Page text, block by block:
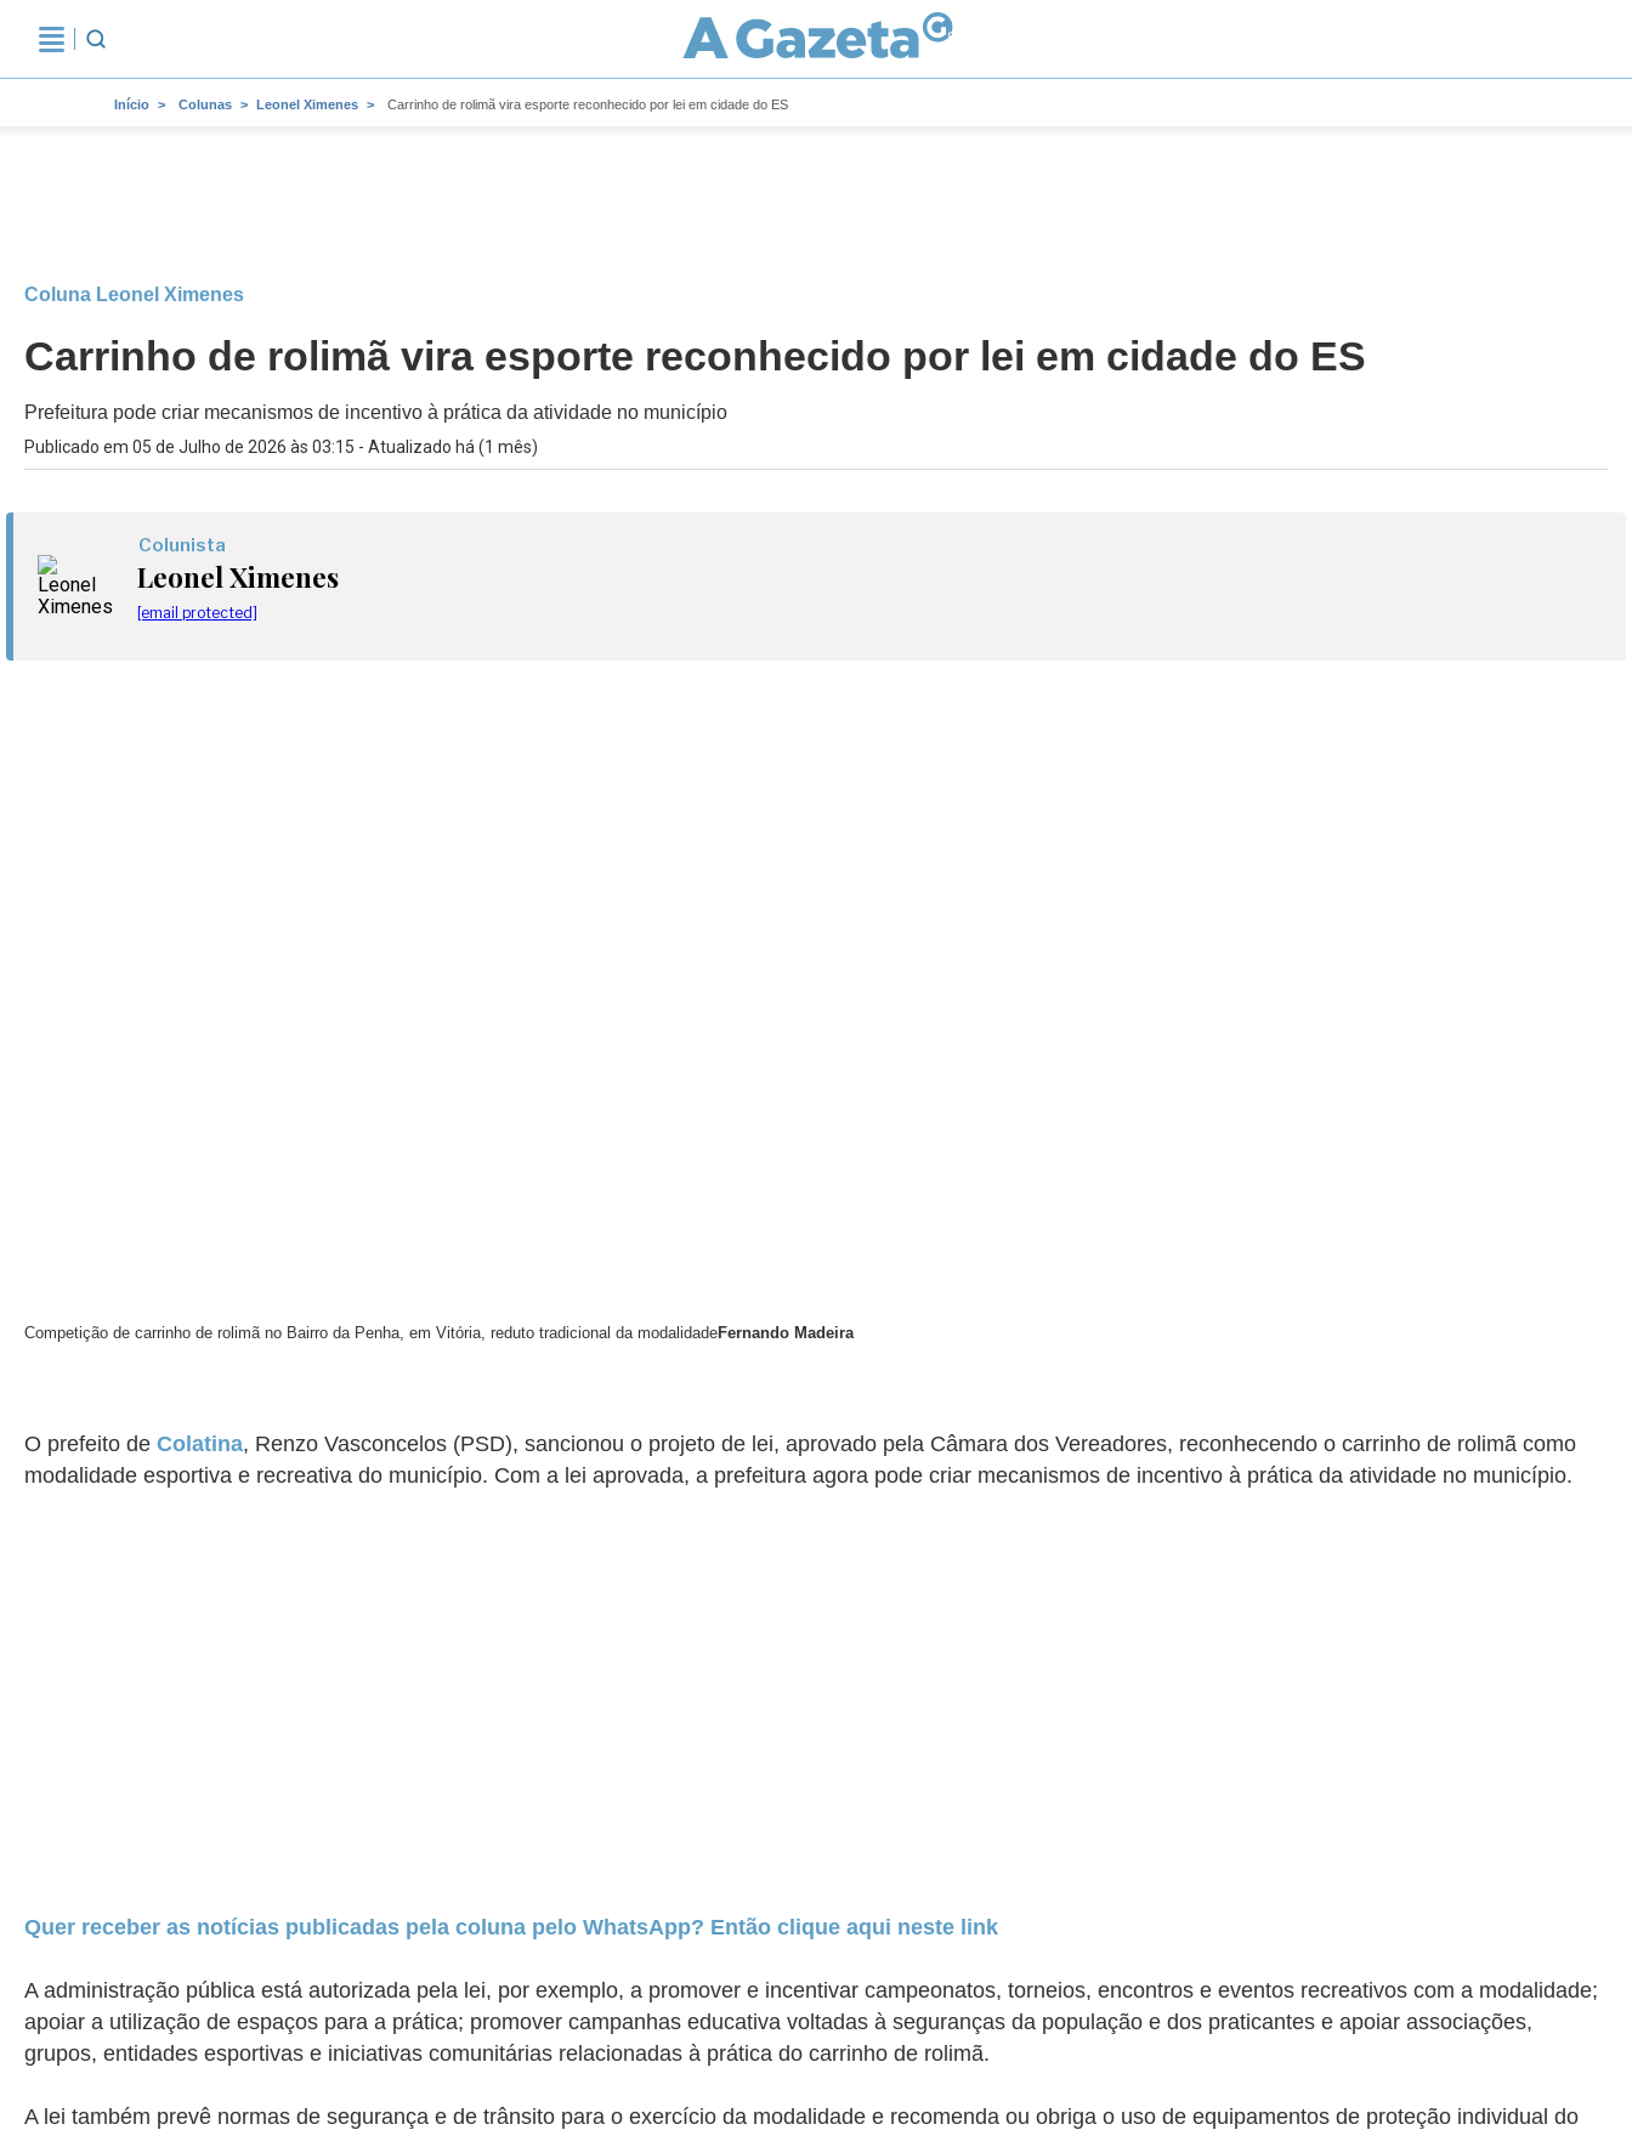
Início Colunas Leonel Ximenes Carrinho de rolimã vira esporte reconhecido por lei em cidade do ES
Coluna Leonel Ximenes
Carrinho de rolimã vira esporte reconhecido por lei em cidade do ES
Prefeitura pode criar mecanismos de incentivo à prática da atividade no município
Publicado em 05 de Julho de 2026 às 03:15 - Atualizado há (1 mês)
Colunista
Leonel Ximenes
[email protected]
Competição de carrinho de rolimã no Bairro da Penha, em Vitória, reduto tradicional da modalidadeFernando Madeira
O prefeito de Colatina, Renzo Vasconcelos (PSD), sancionou o projeto de lei, aprovado pela Câmara dos Vereadores, reconhecendo o carrinho de rolimã como
modalidade esportiva e recreativa do município. Com a lei aprovada, a prefeitura agora pode criar mecanismos de incentivo à prática da atividade no município.
Quer receber as notícias publicadas pela coluna pelo WhatsApp? Então clique aqui neste link
A administração pública está autorizada pela lei, por exemplo, a promover e incentivar campeonatos, torneios, encontros e eventos recreativos com a modalidade;
apoiar a utilização de espaços para a prática; promover campanhas educativa voltadas à seguranças da população e dos praticantes e apoiar associações,
grupos, entidades esportivas e iniciativas comunitárias relacionadas à prática do carrinho de rolimã.
A lei também prevê normas de segurança e de trânsito para o exercício da modalidade e recomenda ou obriga o uso de equipamentos de proteção individual do